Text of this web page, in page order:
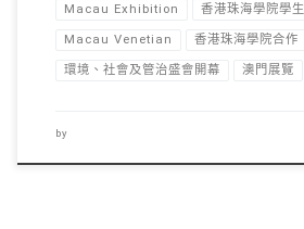
Macau Exhibition 香港珠海學院學生
Macau Venetian 香港珠海學院合作
環境、社會及管治盛會開幕 澳門展覽
by